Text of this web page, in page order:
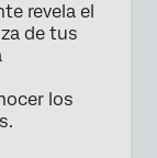
revela el
de tus
los